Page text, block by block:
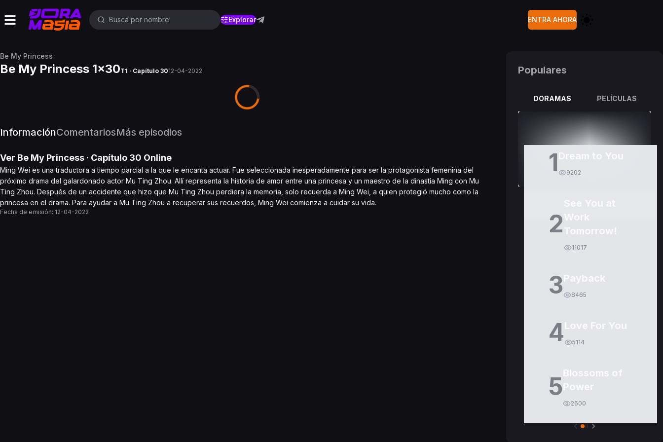
Explorar ENTRA AHORA
Be My Princess
Be My Princess 1x30T1 · Capítulo 3012-04-2022
InformaciónComentariosMás episodios
Ver Be My Princess · Capítulo 30 Online
Ming Wei es una traductora a tiempo parcial a la que le encanta actuar. Fue seleccionada inesperadamente para ser la protagonista femenina del
próximo drama del galardonado actor Mu Ting Zhou. Allí representa la historia de amor entre una princesa y un maestro de la dinastía Ming con Mu
Ting Zhou. Después de un accidente que hizo que Mu Ting Zhou perdiera la memoria, solo recuerda a Ming Wei, a quien protegió mucho como la
princesa en el drama. Para ayudar a Mu Ting Zhou a recuperar sus recuerdos, Ming Wei comienza a cuidar su vida.
Fecha de emisión: 12-04-2022
Populares
DORAMAS PELÍCULAS
1 9202
2
11017
3 8465
4 5114
5
2600